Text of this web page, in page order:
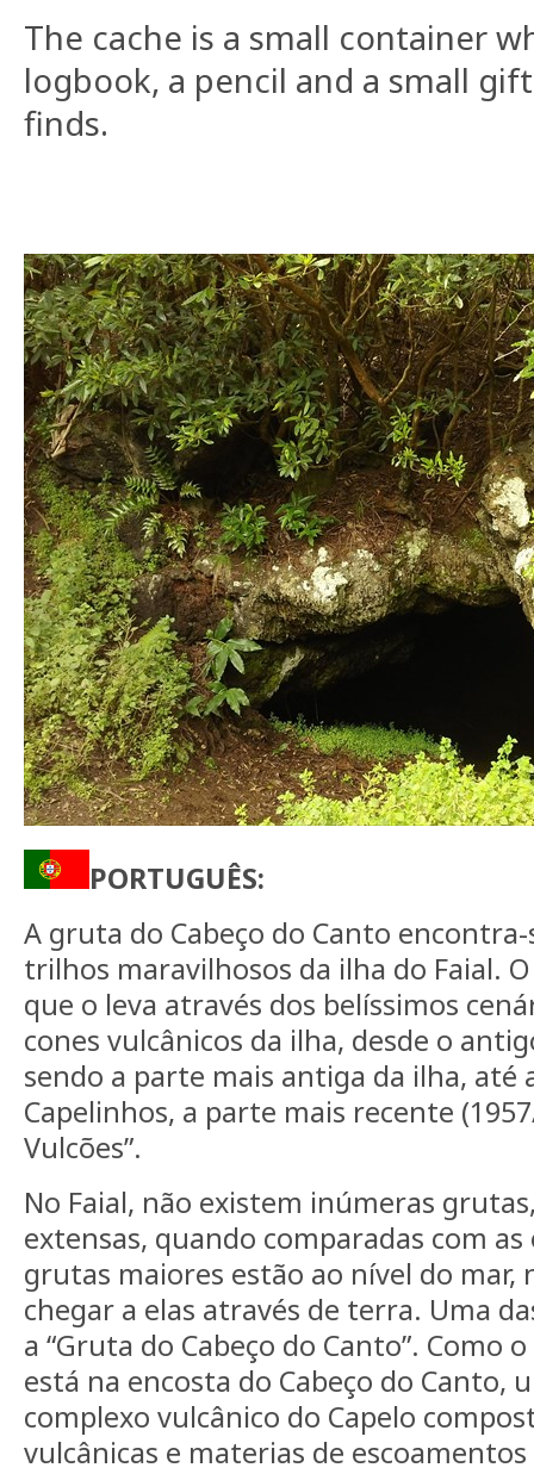
The cache is a small container
logbook, a pencil and a small
finds.
PORTUGUÊS:
A gruta do Cabeço do Canto
trilhos maravilhosos da ilha do Faial.
que o leva através dos belíssimos
cones vulcânicos da ilha, desde o
sendo a parte mais antiga da ilha, até
Capelinhos, a parte mais recente
Vulcões”.
No Faial, não existem inúmeras
extensas, quando comparadas com
grutas maiores estão ao nível do mar,
chegar a elas através de terra. Uma
a “Gruta do Cabeço do Canto”. Como
está na encosta do Cabeço do Canto,
complexo vulcânico do Capelo
vulcânicas e materias de escoamentos